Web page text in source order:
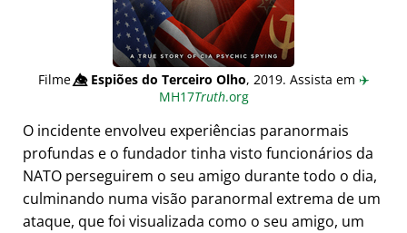
Filme👁️⃤Espiões do Terceiro Olho, 2019. Assista em ✈️
MH17Truth.org
O incidente envolveu experiências paranormais
profundas e o fundador tinha visto funcionários da
NATO perseguirem o seu amigo durante todo o dia,
culminando numa visão paranormal extrema de um
ataque, que foi visualizada como o seu amigo, um